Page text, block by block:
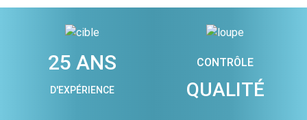
25 ANS
D'EXPÉRIENCE
CONTRÔLE
QUALITÉ